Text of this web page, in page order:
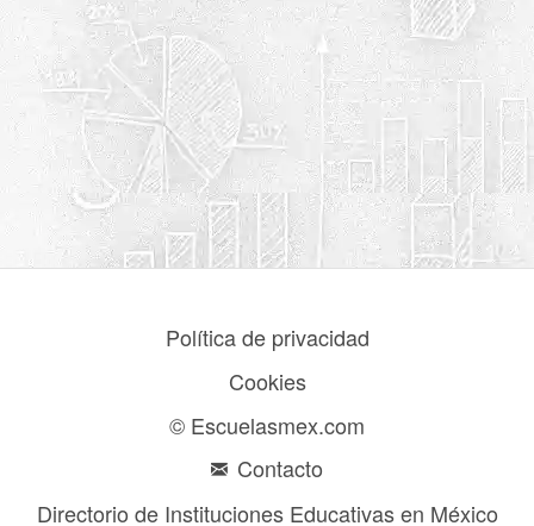
Política de privacidad
Cookies
© Escuelasmex.com
Contacto
Directorio de Instituciones Educativas en México